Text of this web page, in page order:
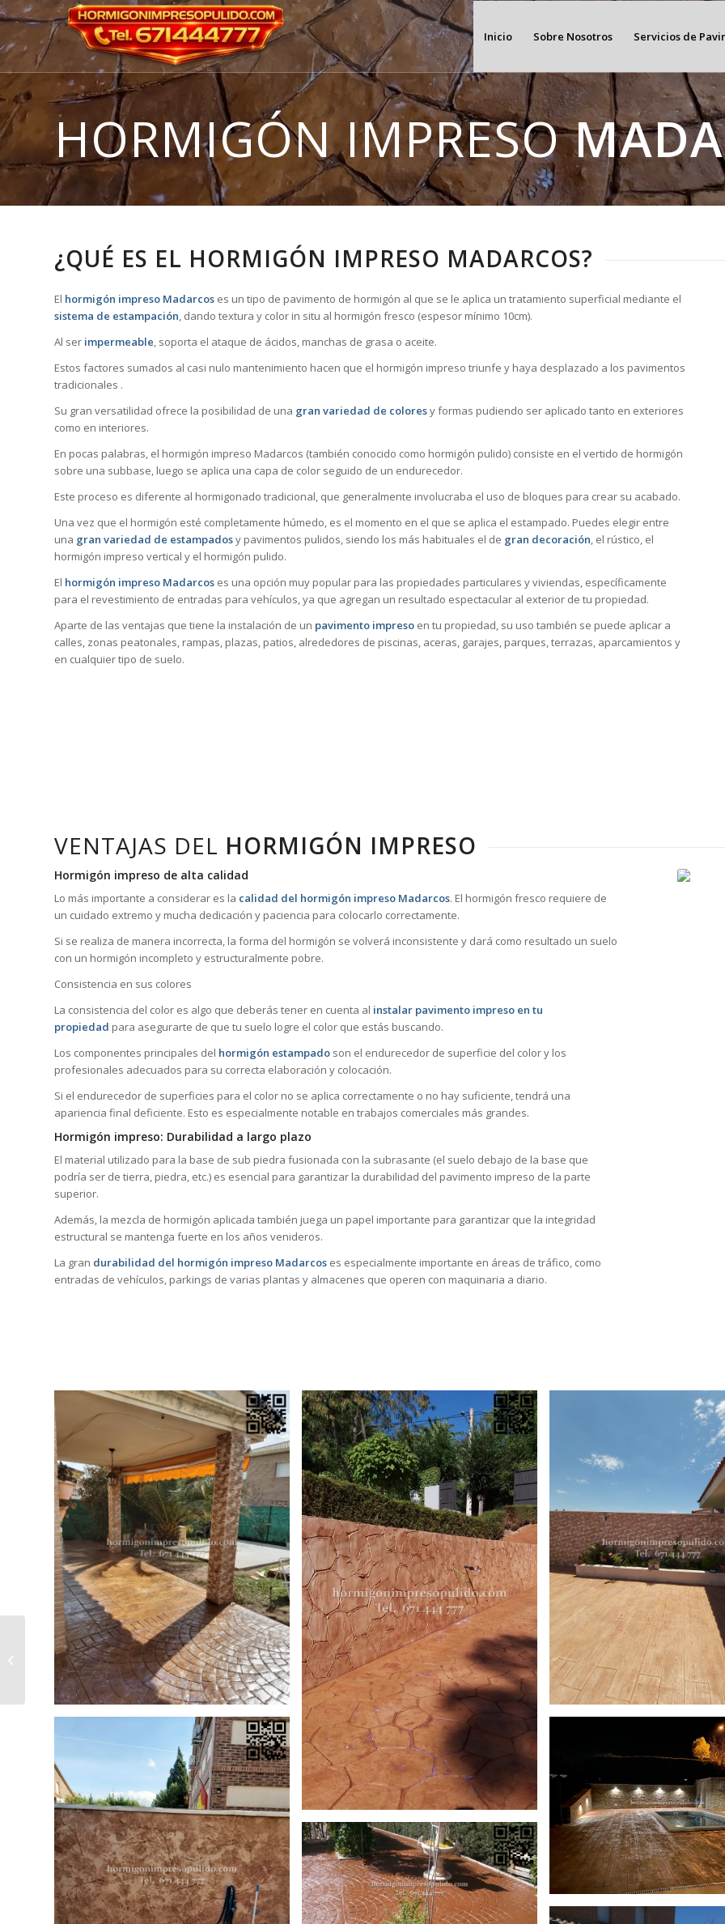
Inicio Sobre Nosotros Servicios de
HORMIGÓN IMPRESO
¿QUÉ ES EL HORMIGÓN IMPRESO MADARCOS?
El hormigón impreso Madarcos es un tipo de pavimento de hormigón al que se le aplica un tratamiento superficial mediante el
sistema de estampación, dando textura y color in situ al hormigón fresco (espesor mínimo 10cm).
Al ser impermeable, soporta el ataque de ácidos, manchas de grasa o aceite.
Estos factores sumados al casi nulo mantenimiento hacen que el hormigón impreso triunfe y haya desplazado a los pavimentos
tradicionales .
Su gran versatilidad ofrece la posibilidad de una gran variedad de coloresy formas pudiendo ser aplicado tanto en exteriores
como en interiores.
En pocas palabras, el hormigón impreso Madarcos (también conocido como hormigón pulido) consiste en el vertido de hormigón
sobre una subbase, luego se aplica una capa de color seguido de un endurecedor.
Este proceso es diferente al hormigonado tradicional, que generalmente involucraba el uso de bloques para crear su acabado.
Una vez que el hormigón esté completamente húmedo, es el momento en el que se aplica el estampado. Puedes elegir entre
una gran variedad de estampadosy pavimentos pulidos, siendo los más habituales el de gran decoración, el rústico, el
hormigón impreso vertical y el hormigón pulido.
El hormigón impreso Madarcos es una opción muy popular para las propiedades particulares y viviendas, específicamente
para el revestimiento de entradas para vehículos, ya que agregan un resultado espectacular al exterior de tu propiedad.
Aparte de las ventajas que tiene la instalación de un pavimento impreso en tu propiedad, su uso también se puede aplicar a
calles, zonas peatonales, rampas, plazas, patios, alrededores de piscinas, aceras, garajes, parques, terrazas, aparcamientos y
en cualquier tipo de suelo.
VENTAJAS DEL HORMIGÓN IMPRESO
Hormigón impreso de alta calidad
Lo más importante a considerar es la calidad del hormigón impreso Madarcos. El hormigón fresco requiere de
un cuidado extremo y mucha dedicación y paciencia para colocarlo correctamente.
Si se realiza de manera incorrecta, la forma del hormigón se volverá inconsistente y dará como resultado un suelo
con un hormigón incompleto y estructuralmente pobre.
Consistencia en sus colores
La consistencia del color es algo que deberás tener en cuenta al instalar pavimento impreso en tu
propiedad para asegurarte de que tu suelo logre el color que estás buscando.
Los componentes principales del hormigón estampado son el endurecedor de superficie del color y los
profesionales adecuados para su correcta elaboración y colocación.
Si el endurecedor de superficies para el color no se aplica correctamente o no hay suficiente, tendrá una
apariencia final deficiente. Esto es especialmente notable en trabajos comerciales más grandes.
Hormigón impreso: Durabilidad a largo plazo
El material utilizado para la base de sub piedra fusionada con la subrasante (el suelo debajo de la base que
podría ser de tierra, piedra, etc.) es esencial para garantizar la durabilidad del pavimento impreso de la parte
superior.
Además, la mezcla de hormigón aplicada también juega un papel importante para garantizar que la integridad
estructural se mantenga fuerte en los años venideros.
La gran durabilidad del hormigón impreso Madarcos es especialmente importante en áreas de tráfico, como
entradas de vehículos, parkings de varias plantas y almacenes que operen con maquinaria a diario.
Hormigón Impreso Lozoyuela-
Navas-Sieteiglesias